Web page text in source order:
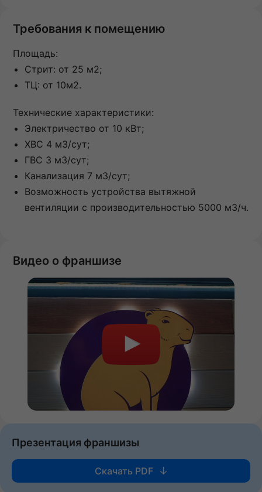
Требования к помещению
Площадь:
Стрит: от 25 м2;
ТЦ: от 10м2.
Технические характеристики:
Электричество от 10 кВт;
ХВС 4 м3/сут;
ГВС 3 м3/сут;
Канализация 7 м3/сут;
Возможность устройства вытяжной
вентиляции с производительностью 5000 м3/ч.
Видео о франшизе
Презентация франшизы
Скачать PDF